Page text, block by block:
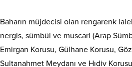
Baharın müjdecisi olan rengarenk
nergis, sümbül ve muscari (Arap
Emirgan Korusu, Gülhane Korusu,
Sultanahmet Meydanı ve Hıdiv